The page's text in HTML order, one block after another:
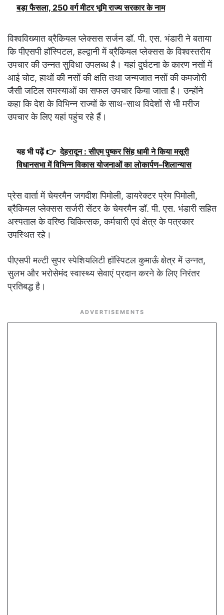
बड़ा फैसला, 250 वर्ग मीटर भूमि राज्य सरकार के नाम
विश्वविख्यात ब्रैकियल प्लेक्सस सर्जन डॉ. पी. एस. भंडारी ने बताया
कि पीएसपी हॉस्पिटल, हल्द्वानी में ब्रैकियल प्लेक्सस के विश्वस्तरीय
उपचार की उन्नत सुविधा उपलब्ध है। यहां दुर्घटना के कारण नसों में
आई चोट, हाथों की नसों की क्षति तथा जन्मजात नसों की कमजोरी
जैसी जटिल समस्याओं का सफल उपचार किया जाता है। उन्होंने
कहा कि देश के विभिन्न राज्यों के साथ-साथ विदेशों से भी मरीज
उपचार के लिए यहां पहुंच रहे हैं।
यह भी पढ़ें 👉 देहरादून : सीएम पुष्कर सिंह धामी ने किया मसूरी
विधानसभा में विभिन्न विकास योजनाओं का लोकार्पण–शिलान्यास
प्रेस वार्ता में चेयरमैन जगदीश पिमोली, डायरेक्टर प्रेम पिमोली,
ब्रैकियल प्लेक्सस सर्जरी सेंटर के चेयरमैन डॉ. पी. एस. भंडारी सहित
अस्पताल के वरिष्ठ चिकित्सक, कर्मचारी एवं क्षेत्र के पत्रकार
उपस्थित रहे।
पीएसपी मल्टी सुपर स्पेशियलिटी हॉस्पिटल कुमाऊँ क्षेत्र में उन्नत,
सुलभ और भरोसेमंद स्वास्थ्य सेवाएं प्रदान करने के लिए निरंतर
प्रतिबद्ध है।
ADVERTISEMENTS